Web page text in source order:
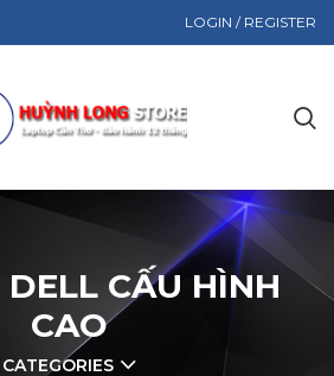
LOGIN / REGISTER
CẤU HÌNH
CAO
CATEGORIES